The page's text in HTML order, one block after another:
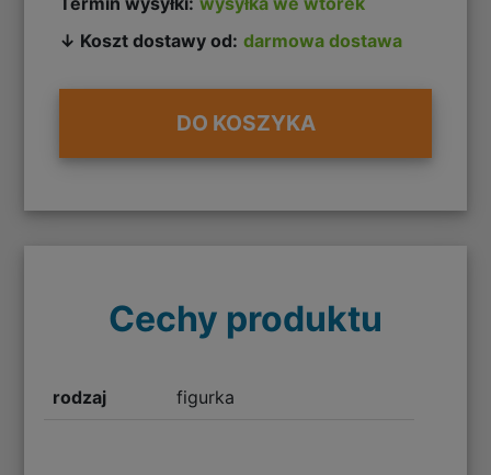
↓ Koszt dostawy od: darmowa dostawa
DO KOSZYKA
Cechy produktu
rodzaj figurka